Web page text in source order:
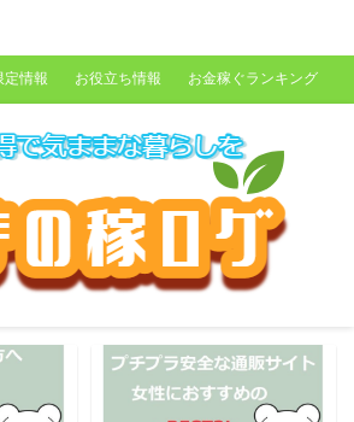
定情報 お役立ち情報 お金稼ぐランキング